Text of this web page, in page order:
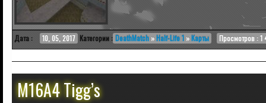
Дата : 10, 05, 2017 Категории : DeathMatch »Half-Life 1 »Карты Просмотров : 1
M16A4 Tigg’s